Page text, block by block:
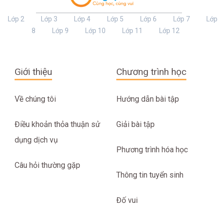
Lớp 2 Lớp 3 Lớp 4 Lớp 5 Lớp 6 Lớp 7
Lớp
8
Lớp 9 Lớp 10 Lớp 11 Lớp 12
Giới thiệu
Về chúng tôi
Điều khoản thỏa thuận sử
dụng dịch vụ
Câu hỏi thường gặp
Chương trình học
Hướng dẫn bài tập
Giải bài tập
Phương trình hóa học
Thông tin tuyển sinh
Đố vui